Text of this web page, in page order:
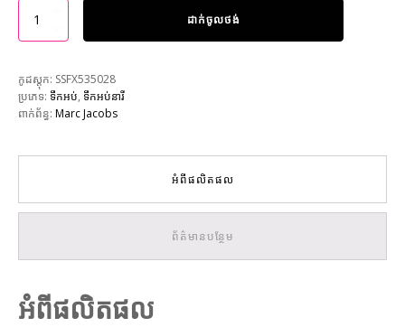
ដាក់ចូលថង់
កូដស្តុក: SSFX535028
ប្រភេទ: ទឹកអប់, ទឹកអប់នារី
ពាក់ព័ន្ធ: Marc Jacobs
អំពីផលិតផល
ព័ត៌មានបន្ថែម
អំពីផលិតផល